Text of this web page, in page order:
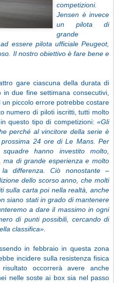
competizioni.
Jensen è invece
un pilota di
grande
essere pilota ufficiale Peugeot,
Il nostro obiettivo è fare bene e
gare ciascuna della durata di
due fine settimana consecutivi,
piccolo errore potrebbe costare
numero di piloti iscritti, tutti molto
questo tipo di competizioni: «Gli
perché al vincitore della serie è
24 ore di Le Mans. Per
hanno investito molto,
ma di grande esperienza e molto
differenza. Ciò nonostante –
dello scorso anno, che molti
sulla carta poi nella realtà, anche
siano stati in grado di mantenere
a dare il massimo in ogni
di punti possibili, cercando di
classifica».
in febbraio in questa zona
incidere sulla resistenza fisica
occorrerà avere anche
nelle soste ai box sia nel passo